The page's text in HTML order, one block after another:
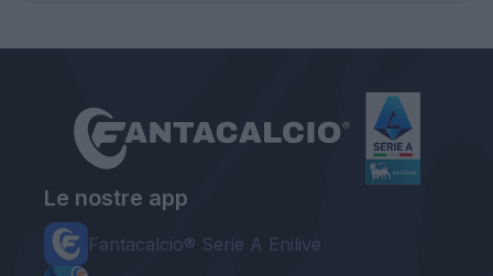
Le nostre app
Fantacalcio® Serie A Enilive